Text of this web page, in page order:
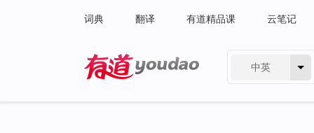
词典 翻译 有道精品课 云笔记
中英